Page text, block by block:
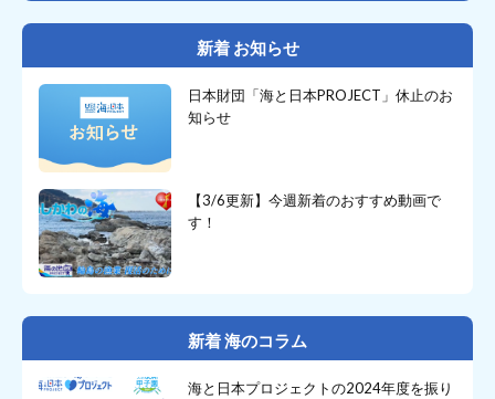
新着 お知らせ
日本財団「海と日本PROJECT」休止のお
知らせ
【3/6更新】今週新着のおすすめ動画で
す！
新着 海のコラム
海と日本プロジェクトの2024年度を振り